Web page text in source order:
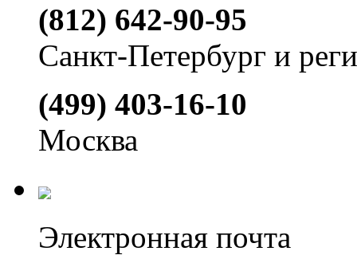
(812) 642-90-95
Санкт-Петербург и
(499) 403-16-10
Москва
Электронная почта